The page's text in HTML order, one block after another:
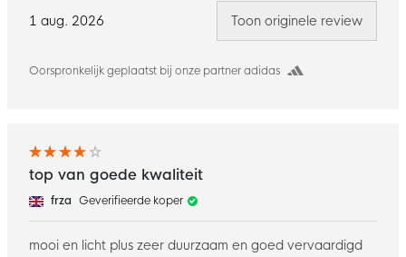
1 aug. 2026
Oorspronkelijk geplaatst bij onze partner adidas
Toon originele review
top van goede kwaliteit
frza Geverifieerde koper
mooi en licht plus zeer duurzaam en goed vervaardigd